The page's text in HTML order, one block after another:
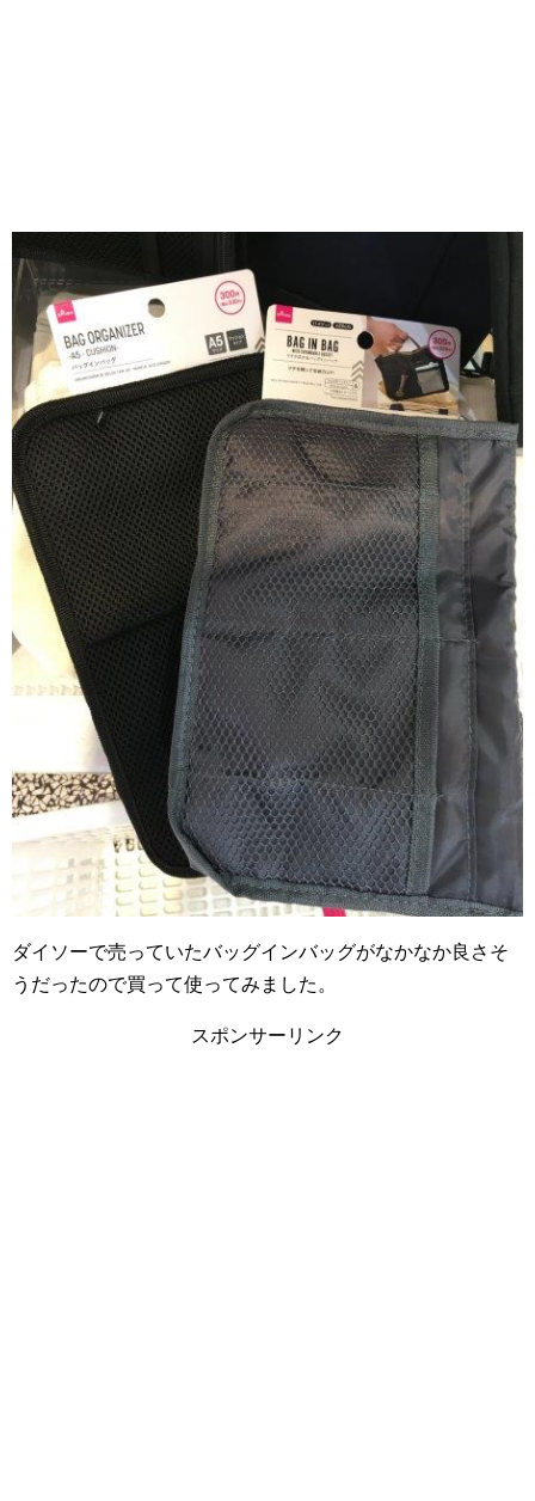
ダイソーで売っていたバッグインバッグがなかなか良さそ
うだったので買って使ってみました。
スポンサーリンク